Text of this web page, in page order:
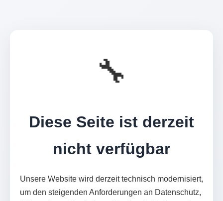
🔧
Diese Seite ist derzeit
nicht verfügbar
Unsere Website wird derzeit technisch modernisiert,
um den steigenden Anforderungen an Datenschutz,